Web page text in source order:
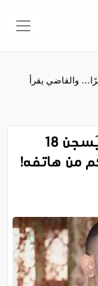
المياحي يُسجن 18 شهرًا… والقاضي يقرأ
صدمة في اليمن: المياحي يُسجن 18
من هاتفه!